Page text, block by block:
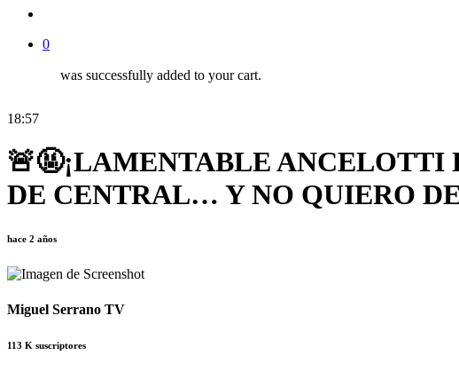
0
was successfully added to your cart.
18:57
🚨🤬¡LAMENTABLE ANCELOTTI
DE CENTRAL… Y NO QUIERO
hace 2 años
Miguel Serrano TV
113 K suscriptores